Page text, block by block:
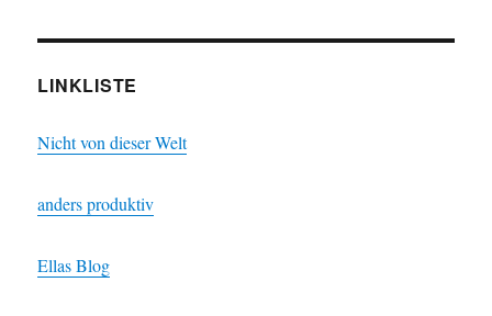
LINKLISTE
Nicht von dieser Welt
anders produktiv
Ellas Blog